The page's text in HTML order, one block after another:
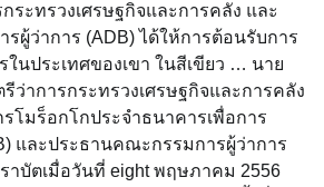
ระทรวงเศรษฐกิจและการคลัง และ
ผู้ว่าการ (ADB) ได้ให้การต้อนรับการ
นประเทศของเขา ในสีเขียว … นาย
รีว่าการกระทรวงเศรษฐกิจและการคลัง
โมร็อกโกประจำธนาคารเพื่อการ
และประธานคณะกรรมการผู้ว่าการ
าบัตเมื่อวันที่ eight พฤษภาคม 2556